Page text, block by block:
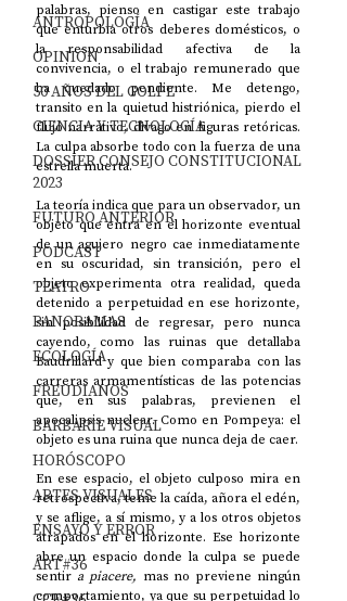
ANTROPOLOGÍA
OPINIÓN
50 AÑOS DEL GOLPE
CIENCIA Y TECNOLOGÍA
DOSSIER CONSEJO CONSTITUCIONAL
2023
FUTURO ANTERIOR
PODCAST
TEATRO
PANORAMAS
ECOLOGÍA
FREUDIANOS
BARBARIE VISUAL
HORÓSCOPO
ARTES VISUALES
ENSAYO Y ERROR
ART#36
palabras, pienso en castigar este trabajo
que enturbia otros deberes domésticos, o
la responsabilidad afectiva de la
convivencia, o el trabajo remunerado que
ha quedado pendiente. Me detengo,
transito en la quietud histriónica, pierdo el
flujo narrativo, divago en figuras retóricas.
La culpa absorbe todo con la fuerza de una
estrella muerta.
La teoría indica que para un observador, un
objeto que entra en el horizonte eventual
de un agujero negro cae inmediatamente
en su oscuridad, sin transición, pero el
objeto experimenta otra realidad, queda
detenido a perpetuidad en ese horizonte,
sin posibilidad de regresar, pero nunca
cayendo, como las ruinas que detallaba
Baudrillard y que bien comparaba con las
carreras armamentísticas de las potencias
que, en sus palabras, previenen el
apocalipsis nuclear. Como en Pompeya: el
En ese espacio, el objeto culposo mira en
retrospectiva, teme la caída, añora el edén,
y se aflige, a sí mismo, y a los otros objetos
atrapados en el horizonte. Ese horizonte
abre un espacio donde la culpa se puede
sentir a piacere, mas no previene ningún
comportamiento, ya que su perpetuidad lo